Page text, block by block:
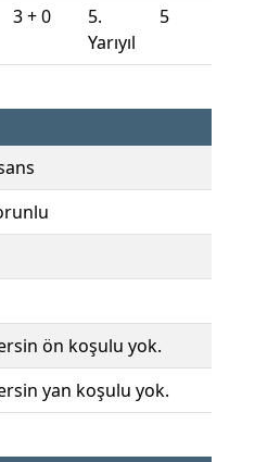
3 + 0
5.
Yarıyıl
5
ön koşulu yok.
yan koşulu yok.